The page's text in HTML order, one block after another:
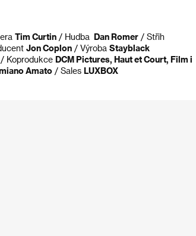
Tim Curtin / Hudba Dan Romer / Střih
Jon Coplon / Výroba Stayblack
/ Koprodukce DCM Pictures, Haut et Court, Film i
Amato / Sales LUXBOX